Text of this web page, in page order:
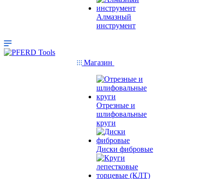
Алмазный
инструмент
Магазин
Отрезные и
шлифовальные
круги
Диски фибровые